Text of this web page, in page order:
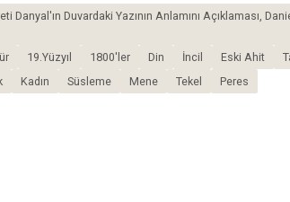
Danyal'ın Duvardaki Yazının Anlamını Açıklaması,
19.Yüzyıl 1800'ler Din İncil Eski Ahit
Kadın Süsleme Mene Tekel Peres